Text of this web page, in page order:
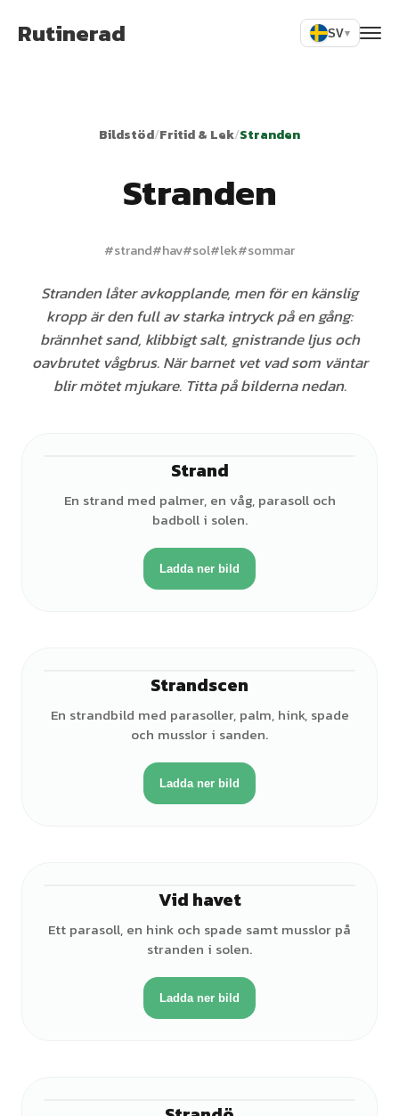
Rutinerad SV▾
Bildstöd/Fritid & Lek/Stranden
Stranden
#strand#hav#sol#lek#sommar
Stranden låter avkopplande, men för en känslig
kropp är den full av starka intryck på en gång:
brännhet sand, klibbigt salt, gnistrande ljus och
oavbrutet vågbrus. När barnet vet vad som väntar
blir mötet mjukare. Titta på bilderna nedan.
Strand
En strand med palmer, en våg, parasoll och
badboll i solen.
Ladda ner bild
Strandscen
En strandbild med parasoller, palm, hink, spade
och musslor i sanden.
Ladda ner bild
Vid havet
Ett parasoll, en hink och spade samt musslor på
stranden i solen.
Ladda ner bild